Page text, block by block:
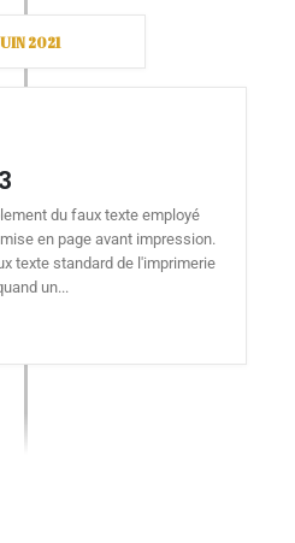
2021
du faux texte employé
en page avant impression.
texte standard de l'imprimerie
un...